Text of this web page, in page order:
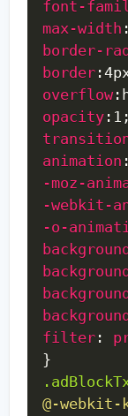
font-
max-width :
border-
border :
overflow:
opacity : 1 ;
animation :
-moz-
-webkit-
-o-
background
background
background
background
filter :
}
@-webkit-